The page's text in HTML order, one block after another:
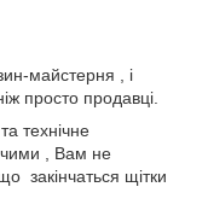
майстерня , і
просто продавці.
технічне
, Вам не
закінчаться щітки